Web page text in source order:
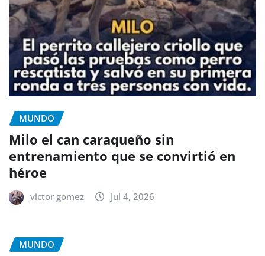
MUNDO
Milo el can caraqueño sin
entrenamiento que se convirtió en
héroe
victor gomez Jul 4, 2026
MUNDO